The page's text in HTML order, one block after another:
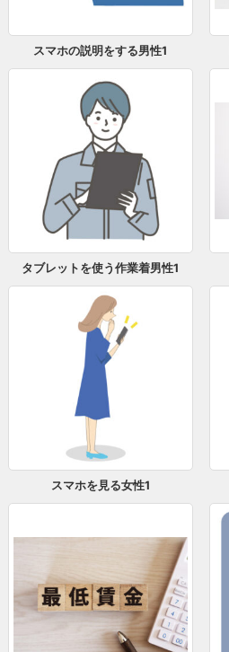
スマホの説明をする男性1
タブレットを使う作業着男性1
スマホを見る女性1